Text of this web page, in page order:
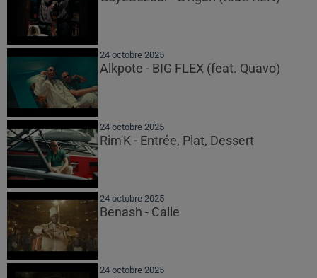
24 octobre 2025
Alkpote - BIG FLEX (feat. Quavo)
24 octobre 2025
Rim'K - Entrée, Plat, Dessert
24 octobre 2025
Benash - Calle
24 octobre 2025